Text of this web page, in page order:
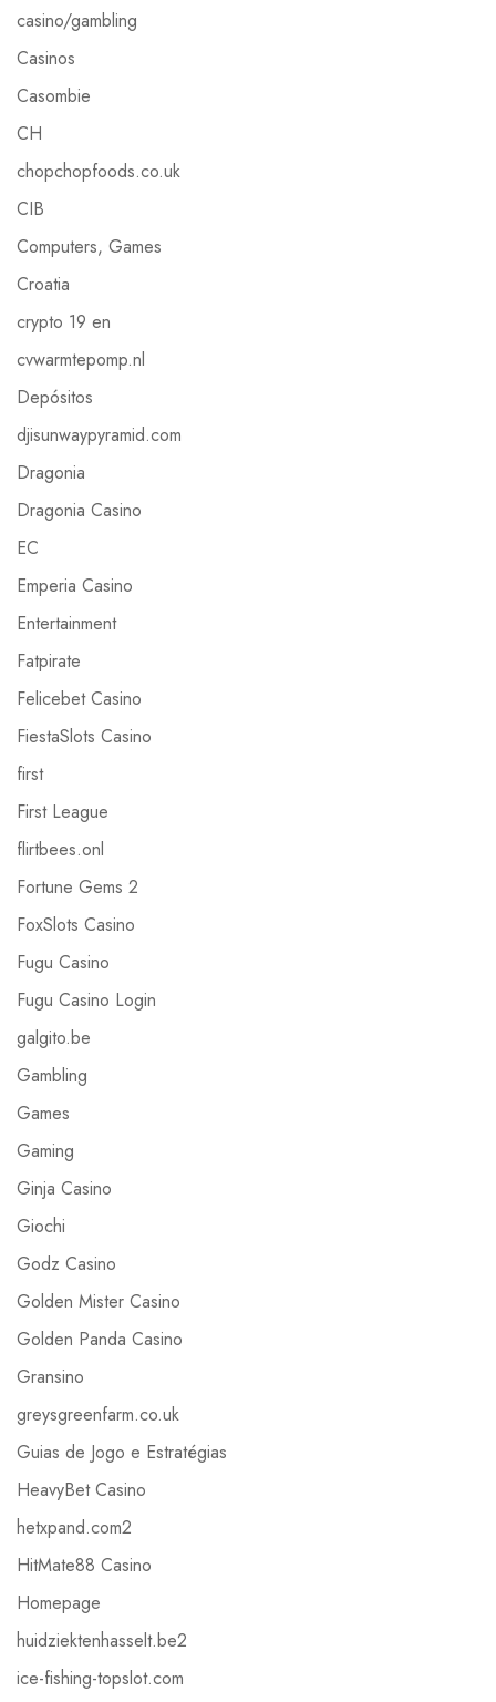
casino/gambling
Casinos
Casombie
CH
chopchopfoods.co.uk
CIB
Computers, Games
Croatia
crypto 19 en
cvwarmtepomp.nl
Depósitos
djisunwaypyramid.com
Dragonia
Dragonia Casino
EC
Emperia Casino
Entertainment
Fatpirate
Felicebet Casino
FiestaSlots Casino
first
First League
flirtbees.onl
Fortune Gems 2
FoxSlots Casino
Fugu Casino
Fugu Casino Login
galgito.be
Gambling
Games
Gaming
Ginja Casino
Giochi
Godz Casino
Golden Mister Casino
Golden Panda Casino
Gransino
greysgreenfarm.co.uk
Guias de Jogo e Estratégias
HeavyBet Casino
hetxpand.com2
HitMate88 Casino
Homepage
huidziektenhasselt.be2
ice-fishing-topslot.com